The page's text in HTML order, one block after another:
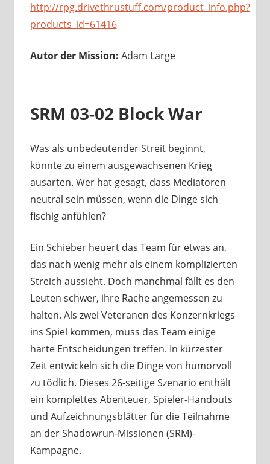
http://rpg.drivethrustuff.com/product_info.php?
products_id=61416
Autor der Mission: Adam Large
SRM 03-02 Block War
Was als unbedeutender Streit beginnt,
könnte zu einem ausgewachsenen Krieg
ausarten. Wer hat gesagt, dass Mediatoren
neutral sein müssen, wenn die Dinge sich
fischig anfühlen?
Ein Schieber heuert das Team für etwas an,
das nach wenig mehr als einem komplizierten
Streich aussieht. Doch manchmal fällt es den
Leuten schwer, ihre Rache angemessen zu
halten. Als zwei Veteranen des Konzernkriegs
ins Spiel kommen, muss das Team einige
harte Entscheidungen treffen. In kürzester
Zeit entwickeln sich die Dinge von humorvoll
zu tödlich. Dieses 26-seitige Szenario enthält
ein komplettes Abenteuer, Spieler-Handouts
und Aufzeichnungsblätter für die Teilnahme
an der Shadowrun-Missionen (SRM)-
Kampagne.